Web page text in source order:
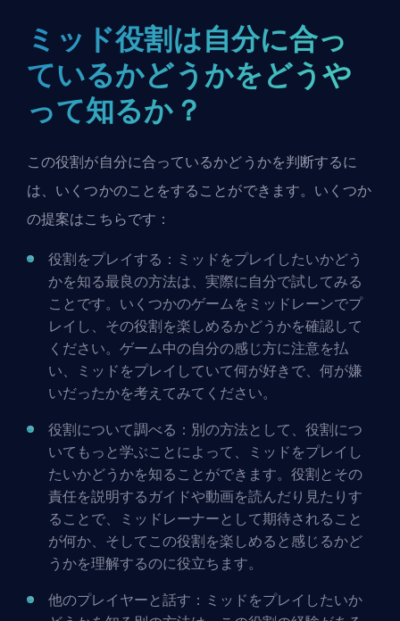
ミッド役割は自分に合っ
ているかどうかをどうや
って知るか？
この役割が自分に合っているかどうかを判断するに
は、いくつかのことをすることができます。いくつか
の提案はこちらです：
役割をプレイする：ミッドをプレイしたいかどう
かを知る最良の方法は、実際に自分で試してみる
ことです。いくつかのゲームをミッドレーンでプ
レイし、その役割を楽しめるかどうかを確認して
ください。ゲーム中の自分の感じ方に注意を払
い、ミッドをプレイしていて何が好きで、何が嫌
いだったかを考えてみてください。
役割について調べる：別の方法として、役割につ
いてもっと学ぶことによって、ミッドをプレイし
たいかどうかを知ることができます。役割とその
責任を説明するガイドや動画を読んだり見たりす
ることで、ミッドレーナーとして期待されること
が何か、そしてこの役割を楽しめると感じるかど
うかを理解するのに役立ちます。
他のプレイヤーと話す：ミッドをプレイしたいか